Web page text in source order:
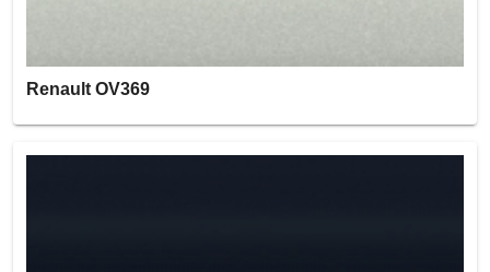
Renault OV369